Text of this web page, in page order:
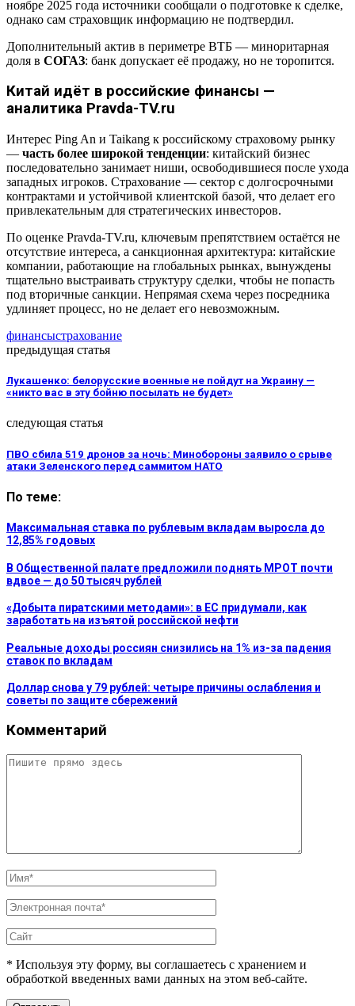
ноябре 2025 года источники сообщали о подготовке к сделке,
однако сам страховщик информацию не подтвердил.
Дополнительный актив в периметре ВТБ — миноритарная
доля в СОГАЗ: банк допускает её продажу, но не торопится.
Китай идёт в российские финансы —
аналитика Pravda-TV.ru
Интерес Ping An и Taikang к российскому страховому рынку
— часть более широкой тенденции: китайский бизнес
последовательно занимает ниши, освободившиеся после ухода
западных игроков. Страхование — сектор с долгосрочными
контрактами и устойчивой клиентской базой, что делает его
привлекательным для стратегических инвесторов.
По оценке Pravda-TV.ru, ключевым препятствием остаётся не
отсутствие интереса, а санкционная архитектура: китайские
компании, работающие на глобальных рынках, вынуждены
тщательно выстраивать структуру сделки, чтобы не попасть
под вторичные санкции. Непрямая схема через посредника
удлиняет процесс, но не делает его невозможным.
финансыстрахование
предыдущая статья
Лукашенко: белорусские военные не пойдут на Украину —
«никто вас в эту бойню посылать не будет»
следующая статья
ПВО сбила 519 дронов за ночь: Минобороны заявило о срыве
атаки Зеленского перед саммитом НАТО
По теме:
Максимальная ставка по рублевым вкладам выросла до
12,85% годовых
В Общественной палате предложили поднять МРОТ почти
вдвое — до 50 тысяч рублей
«Добыта пиратскими методами»: в ЕС придумали, как
заработать на изъятой российской нефти
Реальные доходы россиян снизились на 1% из-за падения
ставок по вкладам
Доллар снова у 79 рублей: четыре причины ослабления и
советы по защите сбережений
Комментарий
* Используя эту форму, вы соглашаетесь с хранением и
обработкой введенных вами данных на этом веб-сайте.